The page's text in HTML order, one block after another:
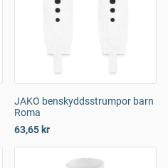
JAKO benskyddsstrumpor barn
Roma
63,65 kr